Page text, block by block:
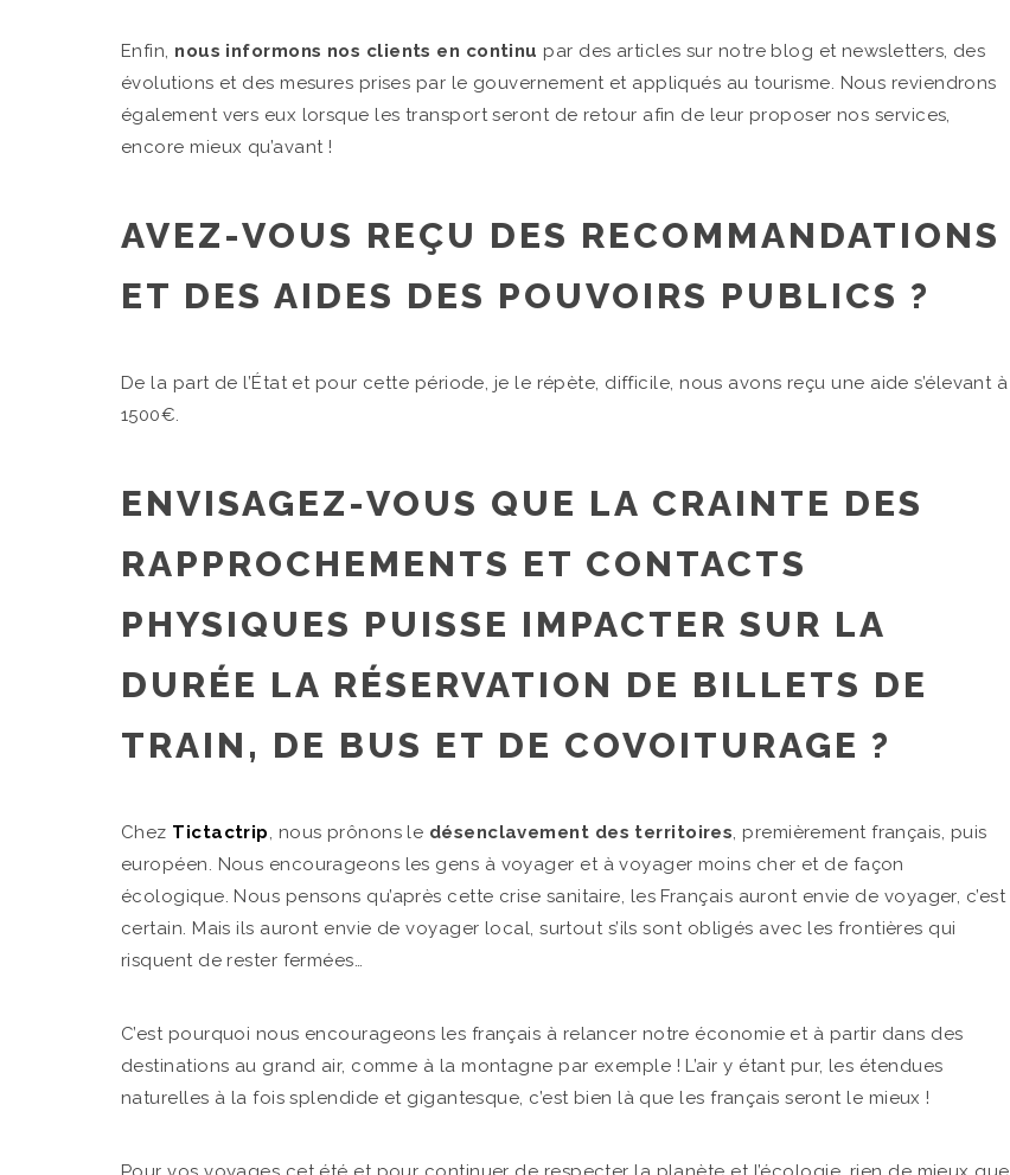
Enfin, nous informons nos clients en continu par des articles sur notre blog et newsletters, des
évolutions et des mesures prises par le gouvernement et appliqués au tourisme. Nous reviendrons
également vers eux lorsque les transport seront de retour afin de leur proposer nos services,
encore mieux qu’avant !
AVEZ-VOUS REÇU DES RECOMMANDATIONS
ET DES AIDES DES POUVOIRS PUBLICS ?
De la part de l’État et pour cette période, je le répète, difficile, nous avons reçu une aide s’élevant à
1500€.
ENVISAGEZ-VOUS QUE LA CRAINTE DES
RAPPROCHEMENTS ET CONTACTS
PHYSIQUES PUISSE IMPACTER SUR LA
DURÉE LA RÉSERVATION DE BILLETS DE
TRAIN, DE BUS ET DE COVOITURAGE ?
Chez Tictactrip, nous prônons le désenclavement des territoires, premièrement français, puis
européen. Nous encourageons les gens à voyager et à voyager moins cher et de façon
écologique. Nous pensons qu’après cette crise sanitaire, les Français auront envie de voyager, c’est
certain. Mais ils auront envie de voyager local, surtout s’ils sont obligés avec les frontières qui
risquent de rester fermées…
C’est pourquoi nous encourageons les français à relancer notre économie et à partir dans des
destinations au grand air, comme à la montagne par exemple ! L’air y étant pur, les étendues
naturelles à la fois splendide et gigantesque, c’est bien là que les français seront le mieux !